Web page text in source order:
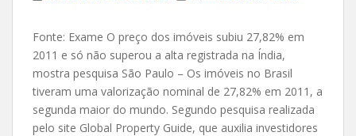
Fonte: Exame O preço dos imóveis subiu 27,82% em
2011 e só não superou a alta registrada na Índia,
mostra pesquisa São Paulo – Os imóveis no Brasil
tiveram uma valorização nominal de 27,82% em 2011, a
segunda maior do mundo. Segundo pesquisa realizada
pelo site Global Property Guide, que auxilia investidores